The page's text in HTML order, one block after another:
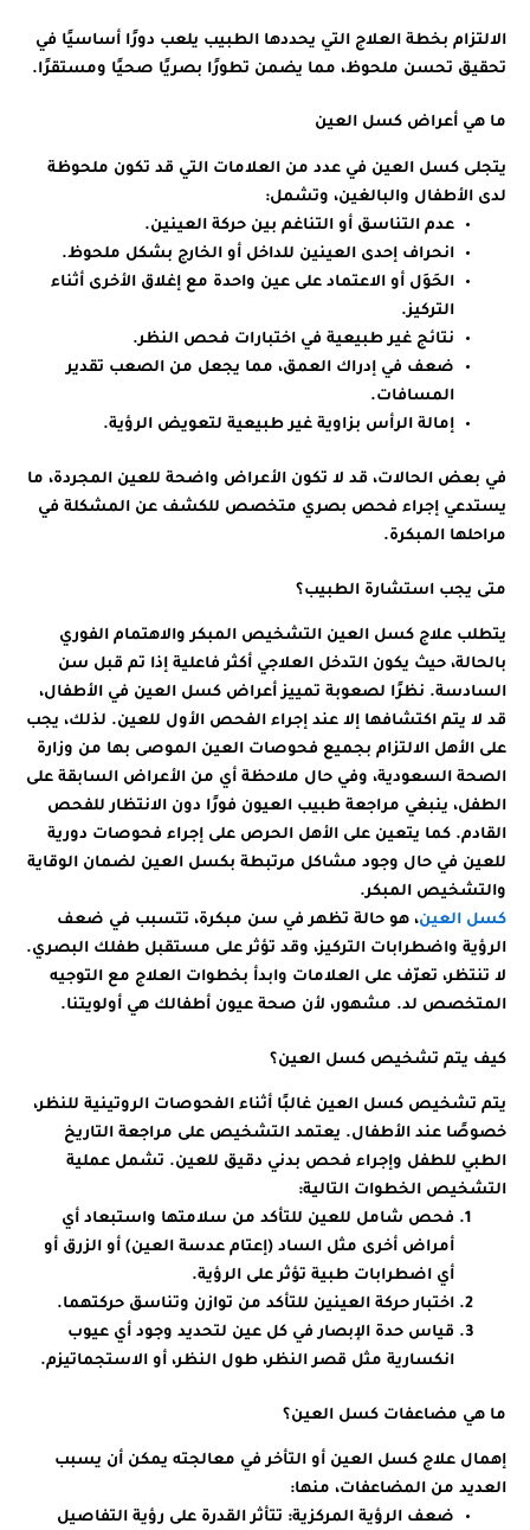
الالتزام بخطة العلاج التي يحددها الطبيب يلعب دورًا أساسيًا في
تحقيق تحسن ملحوظ، مما يضمن تطورًا بصريًا صحيًا ومستقرًا.
ما هي أعراض كسل العين
يتجلى كسل العين في عدد من العلامات التي قد تكون ملحوظة
لدى الأطفال والبالغين، وتشمل:
عدم التناسق أو التناغم بين حركة العينين.
انحراف إحدى العينين للداخل أو الخارج بشكل ملحوظ.
الحَوَل أو الاعتماد على عين واحدة مع إغلاق الأخرى أثناء
التركيز.
نتائج غير طبيعية في اختبارات فحص النظر.
ضعف في إدراك العمق، مما يجعل من الصعب تقدير
المسافات.
إمالة الرأس بزاوية غير طبيعية لتعويض الرؤية.
في بعض الحالات، قد لا تكون الأعراض واضحة للعين المجردة، ما
يستدعي إجراء فحص بصري متخصص للكشف عن المشكلة في
مراحلها المبكرة.
متى يجب استشارة الطبيب؟
يتطلب علاج كسل العين التشخيص المبكر والاهتمام الفوري
بالحالة، حيث يكون التدخل العلاجي أكثر فاعلية إذا تم قبل سن
السادسة. نظرًا لصعوبة تمييز أعراض كسل العين في الأطفال،
قد لا يتم اكتشافها إلا عند إجراء الفحص الأول للعين. لذلك، يجب
على الأهل الالتزام بجميع فحوصات العين الموصى بها من وزارة
الصحة السعودية، وفي حال ملاحظة أي من الأعراض السابقة على
الطفل، ينبغي مراجعة طبيب العيون فورًا دون الانتظار للفحص
القادم. كما يتعين على الأهل الحرص على إجراء فحوصات دورية
للعين في حال وجود مشاكل مرتبطة بكسل العين لضمان الوقاية
والتشخيص المبكر.
كسل العين، هو حالة تظهر في سن مبكرة، تتسبب في ضعف
الرؤية واضطرابات التركيز، وقد تؤثر على مستقبل طفلك البصري.
لا تنتظر، تعرّف على العلامات وابدأ بخطوات العلاج مع التوجيه
المتخصص لد. مشهور، لأن صحة عيون أطفالك هي أولويتنا.
كيف يتم تشخيص كسل العين؟
يتم تشخيص كسل العين غالبًا أثناء الفحوصات الروتينية للنظر،
خصوصًا عند الأطفال. يعتمد التشخيص على مراجعة التاريخ
الطبي للطفل وإجراء فحص بدني دقيق للعين. تشمل عملية
التشخيص الخطوات التالية:
فحص شامل للعين للتأكد من سلامتها واستبعاد أي
أمراض أخرى مثل الساد (إعتام عدسة العين) أو الزرق أو
أي اضطرابات طبية تؤثر على الرؤية.
اختبار حركة العينين للتأكد من توازن وتناسق حركتهما.
قياس حدة الإبصار في كل عين لتحديد وجود أي عيوب
انكسارية مثل قصر النظر، طول النظر، أو الاستجماتيزم.
ما هي مضاعفات كسل العين؟
إهمال علاج كسل العين أو التأخر في معالجته يمكن أن يسبب
العديد من المضاعفات، منها:
ضعف الرؤية المركزية: تتأثر القدرة على رؤية التفاصيل